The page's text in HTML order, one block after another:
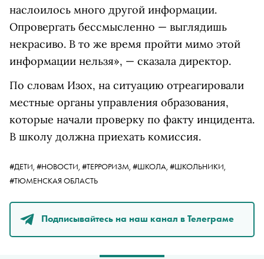
наслоилось много другой информации.
Опровергать бессмысленно — выглядишь
некрасиво. В то же время пройти мимо этой
информации нельзя», — сказала директор.
По словам Изох, на ситуацию отреагировали
местные органы управления образования,
которые начали проверку по факту инцидента.
В школу должна приехать комиссия.
#ДЕТИ, #НОВОСТИ, #ТЕРРОРИЗМ, #ШКОЛА, #ШКОЛЬНИКИ,
#ТЮМЕНСКАЯ ОБЛАСТЬ
Подписывайтесь на наш канал в Телеграме